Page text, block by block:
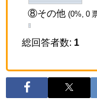
⑧その他 (0%, 0
総回答者数: 1